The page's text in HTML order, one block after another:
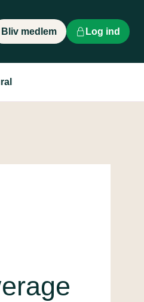
Bliv medlem Log ind